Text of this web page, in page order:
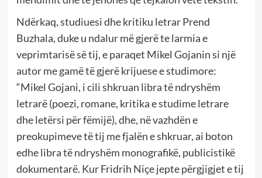
Ndërkaq, studiuesi dhe kritiku letrar Prend
Buzhala, duke u ndalur më gjerë te larmia e
veprimtarisë së tij, e paraqet Mikel Gojanin si një
autor me gamë të gjerë krijuese e studimore:
“Mikel Gojani, i cili shkruan libra të ndryshëm
letrarë (poezi, romane, kritika e studime letrare
dhe letërsi për fëmijë), dhe, në vazhdën e
preokupimeve të tij me fjalën e shkruar, ai boton
edhe libra të ndryshëm monografikë, publicistikë
dokumentarë. Kur Fridrih Niçe jepte përgjigjet e tij